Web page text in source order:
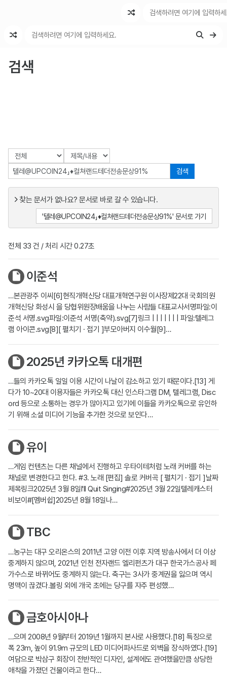
검색
검색
찾는 문서가 없나요? 문서로 바로 갈 수 있습니다.
'텔레@UPCOIN24」♦컬쳐랜드테더전송문상91%' 문서로 가기
전체 33 건 / 처리 시간 0.27초
이준석
…본관광주 이씨[6]현직개혁신당 대표개혁연구원 이사장제22대 국회의원
개혁신당 화성시 을 당협위원장배움을 나누는 사람들 대표교사서명파일:이
준석 서명.svg파일:이준석 서명(축약).svg[7]링크 | | | | | | | 파일:텔레그
램 아이콘.svg[8][ 펼치기 · 접기 ]부모아버지 이수월[9]…
2025년 카카오톡 대개편
…들의 카카오톡 일일 이용 시간이 나날이 감소하고 있기 때문이다.[13] 게
다가 10~20대 이용자들은 카카오톡 대신 인스타그램 DM, 텔레그램, Disc
ord 등으로 소통하는 경우가 많아지고 있기에 이들을 카카오톡으로 유인하
기 위해 소셜 미디어 기능을 추가한 것으로 보인다…
유이
…게임 컨텐츠는 다른 채널에서 진행하고 우타이테처럼 노래 커버를 하는
채널로 변경한다고 한다. #3. 노래 [편집] 솔로 커버곡 [ 펼치기 · 접기 ]날짜
제목링크2025년 3월 8일I'll Quit Singing#2025년 3월 22일텔레캐스터
비보이#[멤버쉽]2025년 8월 18일나…
TBC
…농구는 대구 오리온스의 2011년 고양 이전 이후 지역 방송사에서 더 이상
중계하지 않으며, 2021년 인천 전자랜드 엘리펀츠가 대구 한국가스공사 페
가수스로 바뀌어도 중계하지 않는다. 축구는 3사가 중계권을 잃으며 역시
명맥이 끊겼다.볼링 외에 개국 초에는 당구를 자주 편성했…
금호아시아나
…으며 2008년 9월부터 2019년 1월까지 본사로 사용했다.[18] 특징으로
폭 23m, 높이 91.9m 규모의 LED 미디어파사드로 외벽을 장식하였다.[19]
여담으로 박삼구 회장이 전반적인 디자인, 설계에도 관여했을만큼 상당한
애착을 가졌던 건물이라고 한다…